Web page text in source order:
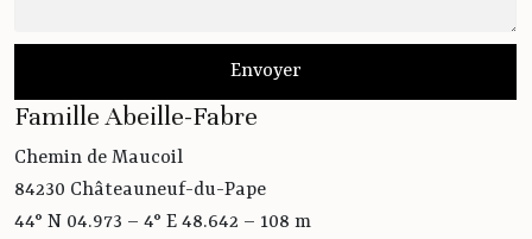
Famille Abeille-Fabre
Chemin de Maucoil
84230 Châteauneuf-du-Pape
44° N 04.973 – 4° E 48.642 – 108 m